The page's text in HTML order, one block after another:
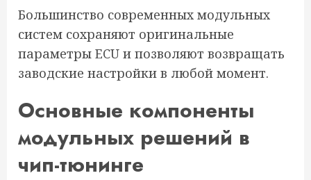
Большинство современных модульных
систем сохраняют оригинальные
параметры ECU и позволяют возвращать
заводские настройки в любой момент.
Основные компоненты
модульных решений в
чип-тюнинге